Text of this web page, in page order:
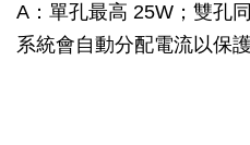
A：單孔最高 25W；雙孔
系統會自動分配電流以保護